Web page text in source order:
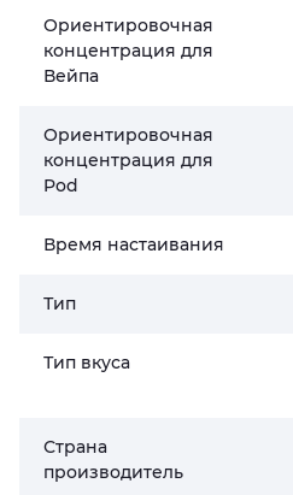
Ориентировочная
концентрация для
Вейпа
Ориентировочная
концентрация для
Pod
Время настаивания
Тип
Тип вкуса
Страна
производитель